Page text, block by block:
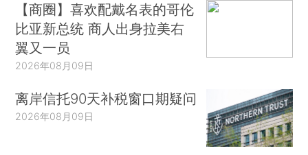
【商圈】喜欢配戴名表的哥伦
比亚新总统 商人出身拉美右
翼又一员
2026年08月09日
离岸信托90天补税窗口期疑问
2026年08月09日